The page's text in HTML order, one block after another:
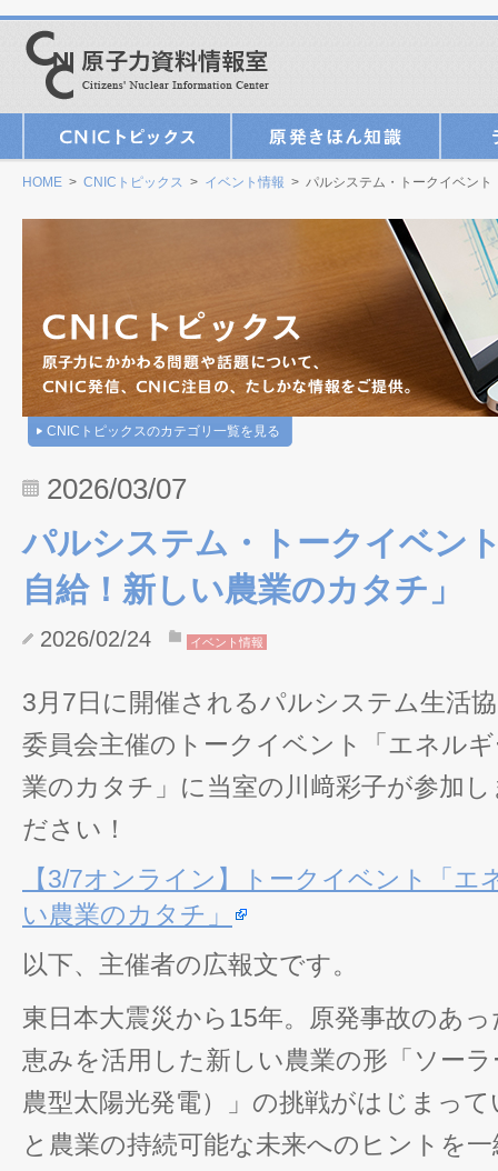
HOME > CNICトピックス > イベント情報 > パルシステム・トークイベント
CNICトピックスのカテゴリ一覧を見る
2026/03/07
パルシステム・トークイベン
自給！新しい農業のカタチ」
2026/02/24 イベント情報
3月7日に開催されるパルシステム生活
委員会主催のトークイベント「エネル
業のカタチ」に当室の川﨑彩子が参加
ださい！
【3/7オンライン】トークイベント「エ
い農業のカタチ」
以下、主催者の広報文です。
東日本大震災から15年。原発事故のあ
恵みを活用した新しい農業の形「ソー
農型太陽光発電）」の挑戦がはじまっ
と農業の持続可能な未来へのヒントを